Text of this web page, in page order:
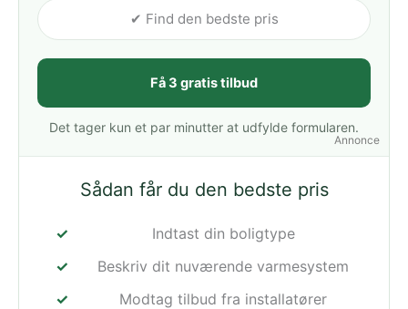
Annonce
✔ Find den bedste pris
Få 3 gratis tilbud
Det tager kun et par minutter at udfylde formularen.
Sådan får du den bedste pris
Indtast din boligtype
Beskriv dit nuværende varmesystem
Modtag tilbud fra installatører